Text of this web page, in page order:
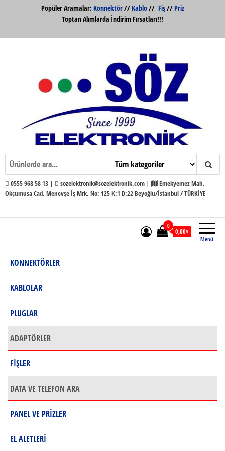
Popüler Aramalar: Konnektör//Kablo// Fiş//Priz
Toptan Alımlarda İndirim Fırsatları!!!
Söz Elektronik Konnektör ve Kabloları
Toptan ve Perakende
Söz Elektronik
0555 968 58 13 | sozelektronik@sozelektronik.com |
Emekyemez Mah.
Okçumusa Cad. Menevşe İş Mrk. No: 125 K:1 D:22 Beyoğlu/İstanbul / TÜRKİYE
Menü
0
0,00$
KONNEKTÖRLER
KABLOLAR
PLUGLAR
ADAPTÖRLER
FİŞLER
DATA VE TELEFON ARA
PANEL VE PRİZLER
EL ALETLERİ